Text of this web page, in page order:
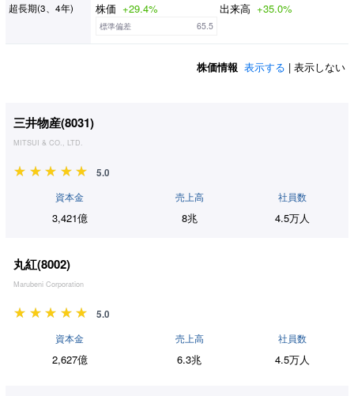
超長期(3、4年) 株価 +29.4% 出来高 +35.0%
標準偏差 65.5
株価情報 表示する | 表示しない
三井物産(8031)
MITSUI & CO., LTD.
5.0
資本金
3,421億
売上高
8兆
社員数
4.5万人
丸紅(8002)
Marubeni Corporation
5.0
資本金
2,627億
売上高
6.3兆
社員数
4.5万人